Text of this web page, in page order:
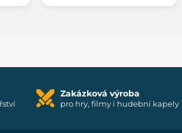
Zakázková výroba
pro hry, filmy i hudební kapely